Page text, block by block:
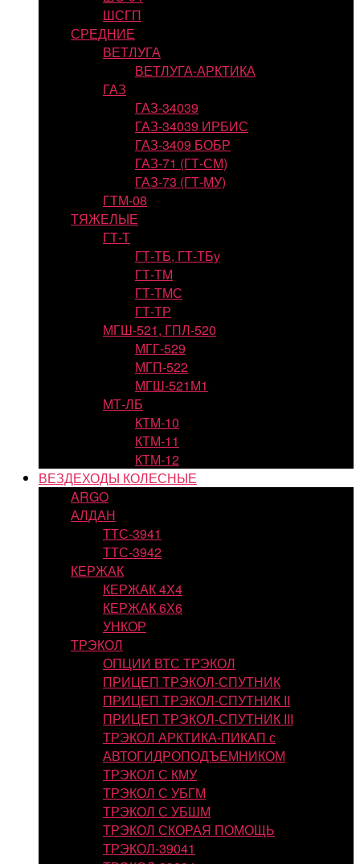
ШСГП
СРЕДНИЕ
ВЕТЛУГА
ВЕТЛУГА-АРКТИКА
ГАЗ
ГАЗ-34039
ГАЗ-34039 ИРБИС
ГАЗ-3409 БОБР
ГАЗ-71 (ГТ-СМ)
ГАЗ-73 (ГТ-МУ)
ГТМ-08
ТЯЖЕЛЫЕ
ГТ-Т
ГТ-ТБ, ГТ-ТБу
ГТ-ТМ
ГТ-ТМС
ГТ-ТР
МГШ-521, ГПЛ-520
МГГ-529
МГП-522
МГШ-521М1
МТ-ЛБ
КТМ-10
КТМ-11
КТМ-12
ВЕЗДЕХОДЫ КОЛЕСНЫЕ
ARGO
АЛДАН
ТТС-3941
ТТС-3942
КЕРЖАК
КЕРЖАК 4Х4
КЕРЖАК 6Х6
УНКОР
ТРЭКОЛ
ОПЦИИ ВТС ТРЭКОЛ
ПРИЦЕП ТРЭКОЛ-СПУТНИК
ПРИЦЕП ТРЭКОЛ-СПУТНИК II
ПРИЦЕП ТРЭКОЛ-СПУТНИК III
ТРЭКОЛ АРКТИКА-ПИКАП с
АВТОГИДРОПОДЪЕМНИКОМ
ТРЭКОЛ С КМУ
ТРЭКОЛ С УБГМ
ТРЭКОЛ С УБШМ
ТРЭКОЛ СКОРАЯ ПОМОЩЬ
ТРЭКОЛ-39041